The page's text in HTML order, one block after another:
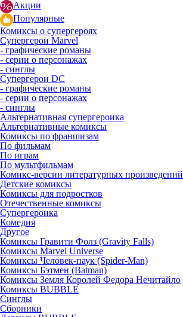
Акции
Популярные
Комиксы о супергероях
Супергерои Marvel
- графические романы
- серии о персонажах
- синглы
Супергерои DC
- графические романы
- серии о персонажах
- синглы
Альтернативная супергероика
Альтернативные комиксы
Комиксы по франшизам
По фильмам
По играм
По мультфильмам
Комикс-версии литературных произведений
Детские комиксы
Комиксы для подростков
Отечественные комиксы
Супергероика
Комедия
Другое
Комиксы Гравити Фолз (Gravity Falls)
Комиксы Marvel Universe
Комиксы Человек-паук (Spider-Man)
Комиксы Бэтмен (Batman)
Комиксы Земля Королей Федора Нечитайло
Комиксы BUBBLE
Синглы
Сборники